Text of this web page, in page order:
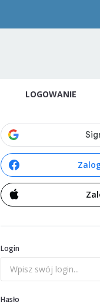
LOGOWANIE
Login
Hasło